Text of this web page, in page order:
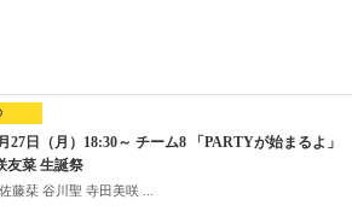
27日（月）18:30～ チーム8 「PARTYが始まるよ」
友菜 生誕祭
藤栞 谷川聖 寺田美咲 ...